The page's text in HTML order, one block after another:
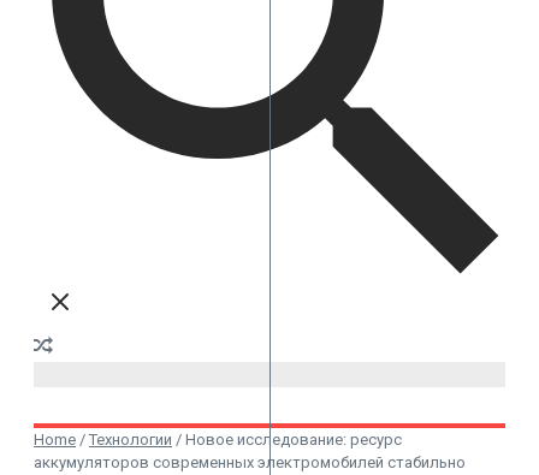
Home / Технологии / Новое исследование: ресурс
аккумуляторов современных электромобилей стабильно